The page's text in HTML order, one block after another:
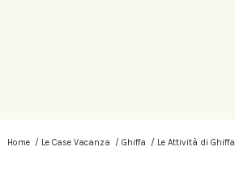
Home / Le Case Vacanza / Ghiffa / Le Attività di Ghiffa